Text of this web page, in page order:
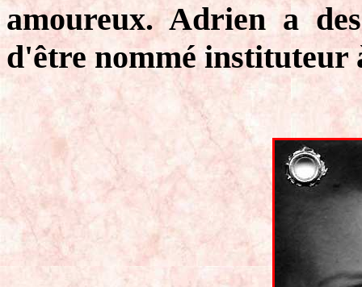
amoureux. Adrien a
d'être nommé instituteur